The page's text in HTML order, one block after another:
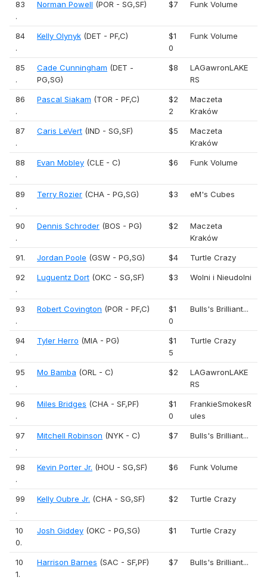
83
.
Norman Powell (POR - SG,SF) $7 Funk Volume
84
.
Kelly Olynyk (DET - PF,C)
$1
0
Funk Volume
85
.
Cade Cunningham (DET -
PG,SG)
$8
LAGawronLAKE
RS
86
.
Pascal Siakam (TOR - PF,C)
$2
2
Maczeta
Kraków
87
.
Caris LeVert (IND - SG,SF) $5
Maczeta
Kraków
88
.
Evan Mobley (CLE - C) $6 Funk Volume
89
.
Terry Rozier (CHA - PG,SG) $3 eM's Cubes
90
.
Dennis Schroder (BOS - PG) $2
Maczeta
Kraków
91. Jordan Poole (GSW - PG,SG) $4 Turtle Crazy
92
.
Luguentz Dort (OKC - SG,SF) $3 Wolni i Nieudolni
93
.
Robert Covington (POR - PF,C)
$1
0
Bulls's Brilliant...
94
.
Tyler Herro (MIA - PG)
$1
5
Turtle Crazy
95
.
Mo Bamba (ORL - C) $2
LAGawronLAKE
RS
96
.
Miles Bridges (CHA - SF,PF)
$1
0
FrankieSmokesR
ules
97
.
Mitchell Robinson (NYK - C) $7 Bulls's Brilliant...
98
.
Kevin Porter Jr. (HOU - SG,SF) $6 Funk Volume
99
.
Kelly Oubre Jr. (CHA - SG,SF) $2 Turtle Crazy
10
0.
Josh Giddey (OKC - PG,SG) $1 Turtle Crazy
10
1.
Harrison Barnes (SAC - SF,PF) $7 Bulls's Brilliant...